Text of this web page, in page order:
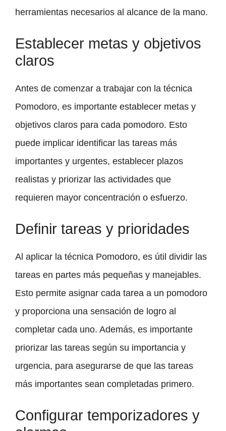
herramientas necesarios al alcance de la mano.
Establecer metas y objetivos
claros
Antes de comenzar a trabajar con la técnica
Pomodoro, es importante establecer metas y
objetivos claros para cada pomodoro. Esto
puede implicar identificar las tareas más
importantes y urgentes, establecer plazos
realistas y priorizar las actividades que
requieren mayor concentración o esfuerzo.
Definir tareas y prioridades
Al aplicar la técnica Pomodoro, es útil dividir las
tareas en partes más pequeñas y manejables.
Esto permite asignar cada tarea a un pomodoro
y proporciona una sensación de logro al
completar cada uno. Además, es importante
priorizar las tareas según su importancia y
urgencia, para asegurarse de que las tareas
más importantes sean completadas primero.
Configurar temporizadores y